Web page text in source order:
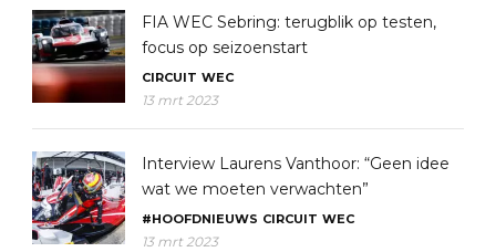
FIA WEC Sebring: terugblik op testen,
focus op seizoenstart
CIRCUIT WEC
13 mrt 2023
Interview Laurens Vanthoor: “Geen idee
wat we moeten verwachten”
#HOOFDNIEUWS CIRCUIT WEC
13 mrt 2023